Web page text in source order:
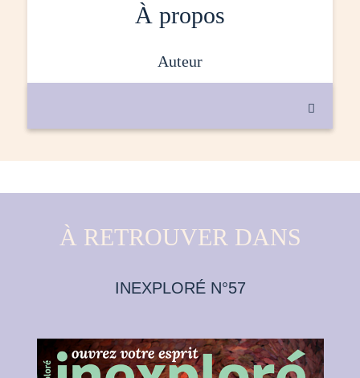
À propos
auteur

À RETROUVER DANS
INEXPLORÉ N°57